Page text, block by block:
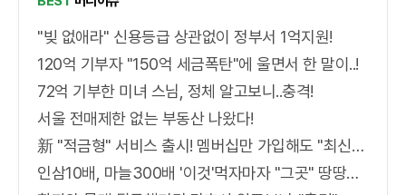
"빚 없애라" 신용등급 상관없이 정부서 1억지원!
120억 기부자 "150억 세금폭탄"에 울면서 한 말이..!
72억 기부한 미녀 스님, 정체 알고보니..충격!
서울 전매제한 없는 부동산 나왔다!
新 "적금형" 서비스 출시! 멤버십만 가입해도 "최신가전" 선착순 100% 무료 경품지원!!
인삼10배, 마늘300배 '이것'먹자마자 "그곳" 땅땅해져..헉!